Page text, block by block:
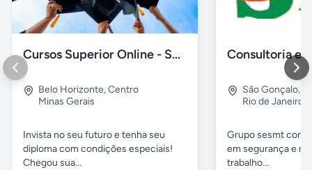
Cursos Superior Online - Sem pagamento adiantado
Belo Horizonte,Centro
Minas Gerais
Invista no seu futuro e tenha seu
diploma com condições especiais!
Chegou sua...
São Gonçalo,
Rio de Janeiro
Grupo sesmt
em segurança e
trabalho...